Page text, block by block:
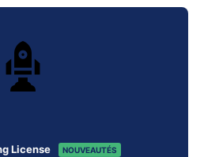
License NOUVEAUTÉS